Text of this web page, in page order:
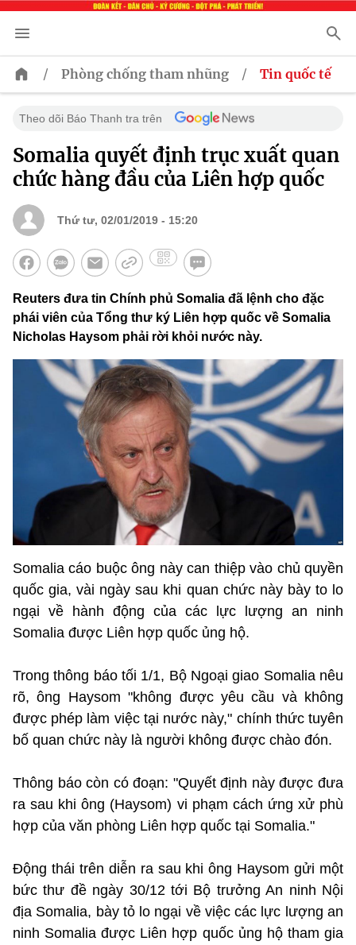
/ Phòng chống tham nhũng / Tin quốc tế
Theo dõi Báo Thanh tra trên
Somalia quyết định trục xuất quan
chức hàng đầu của Liên hợp quốc
Thứ tư, 02/01/2019 - 15:20
Reuters đưa tin Chính phủ Somalia đã lệnh cho đặc
phái viên của Tổng thư ký Liên hợp quốc về Somalia
Nicholas Haysom phải rời khỏi nước này.
Somalia cáo buộc ông này can thiệp vào chủ quyền
quốc gia, vài ngày sau khi quan chức này bày to lo
ngại về hành động của các lực lượng an ninh
Somalia được Liên hợp quốc ủng hộ.
Trong thông báo tối 1/1, Bộ Ngoại giao Somalia nêu
rõ, ông Haysom "không được yêu cầu và không
được phép làm việc tại nước này," chính thức tuyên
bố quan chức này là người không được chào đón.
Thông báo còn có đoạn: "Quyết định này được đưa
ra sau khi ông (Haysom) vi phạm cách ứng xử phù
hợp của văn phòng Liên hợp quốc tại Somalia."
Động thái trên diễn ra sau khi ông Haysom gửi một
bức thư đề ngày 30/12 tới Bộ trưởng An ninh Nội
địa Somalia, bày tỏ lo ngại về việc các lực lượng an
ninh Somalia được Liên hợp quốc ủng hộ tham gia